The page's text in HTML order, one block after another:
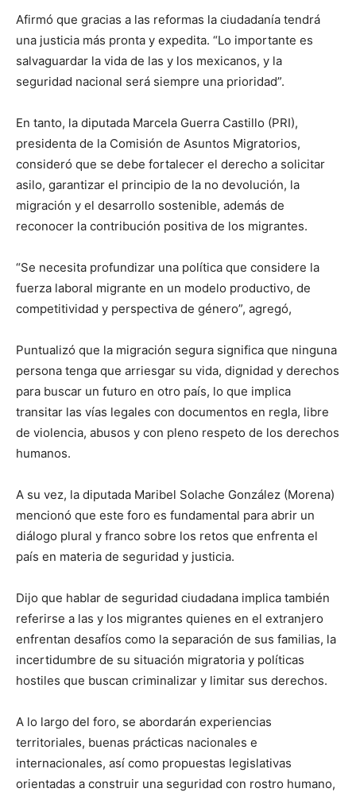
Afirmó que gracias a las reformas la ciudadanía tendrá
una justicia más pronta y expedita. “Lo importante es
salvaguardar la vida de las y los mexicanos, y la
seguridad nacional será siempre una prioridad”.
En tanto, la diputada Marcela Guerra Castillo (PRI),
presidenta de la Comisión de Asuntos Migratorios,
consideró que se debe fortalecer el derecho a solicitar
asilo, garantizar el principio de la no devolución, la
migración y el desarrollo sostenible, además de
reconocer la contribución positiva de los migrantes.
“Se necesita profundizar una política que considere la
fuerza laboral migrante en un modelo productivo, de
competitividad y perspectiva de género”, agregó,
Puntualizó que la migración segura significa que ninguna
persona tenga que arriesgar su vida, dignidad y derechos
para buscar un futuro en otro país, lo que implica
transitar las vías legales con documentos en regla, libre
de violencia, abusos y con pleno respeto de los derechos
humanos.
A su vez, la diputada Maribel Solache González (Morena)
mencionó que este foro es fundamental para abrir un
diálogo plural y franco sobre los retos que enfrenta el
país en materia de seguridad y justicia.
Dijo que hablar de seguridad ciudadana implica también
referirse a las y los migrantes quienes en el extranjero
enfrentan desafíos como la separación de sus familias, la
incertidumbre de su situación migratoria y políticas
hostiles que buscan criminalizar y limitar sus derechos.
A lo largo del foro, se abordarán experiencias
territoriales, buenas prácticas nacionales e
internacionales, así como propuestas legislativas
orientadas a construir una seguridad con rostro humano,